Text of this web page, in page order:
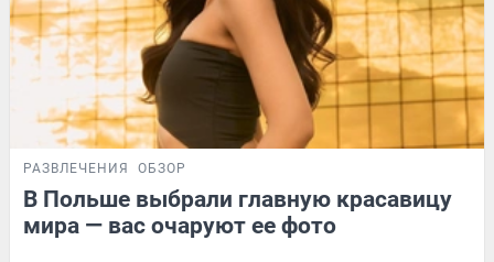
РАЗВЛЕЧЕНИЯ ОБЗОР
В Польше выбрали главную красавицу
мира — вас очаруют ее фото